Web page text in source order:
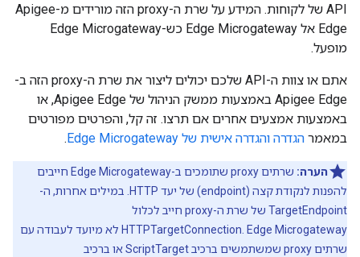
API של לקוחות. המידע על שרת ה-proxy הזה מורידים מ-Apigee
Edge אל Edge Microgateway כש-Edge Microgateway
מופעל.
אתם או צוות ה-API שלכם יכולים ליצור את שרת ה-proxy הזה ב-
Apigee Edge באמצעות ממשק הניהול של Apigee Edge, או
באמצעות אמצעים אחרים אם תרצו. זה קל, והפרטים מפורטים
במאמר הגדרה והגדרה אישית של Edge Microgateway .
הערה:
שרתים proxy שתומכים ב-Edge Microgateway חייבים
להפנות לנקודת קצה (endpoint) של יעד HTTP. במילים אחרות, ה-
TargetEndpoint של שרת ה-proxy חייב לכלול
HTTPTargetConnection. Edge Microgateway לא מיועד לעבודה עם
שרתים proxy שמשתמשים ברכיב ScriptTarget או ברכיב